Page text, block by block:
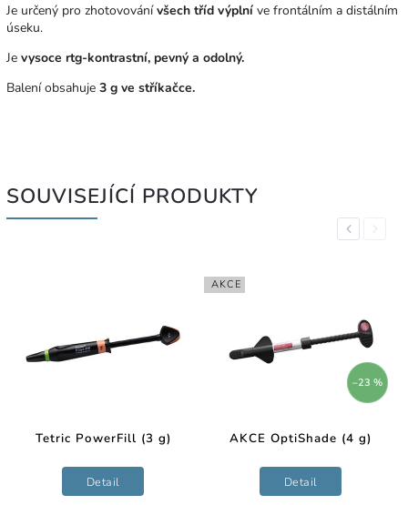
Je určený pro zhotovovánívšech tříd výplní ve frontálním a distálním
úseku.
Je vysoce rtg-kontrastní, pevný a odolný.
Balení obsahuje 3 g ve stříkačce.
SOUVISEJÍCÍ PRODUKTY
Previous
Tetric PowerFill (3 g)
Detail
AKCE
–23 %
AKCE OptiShade (4 g)
Detail
Next